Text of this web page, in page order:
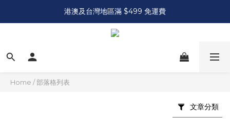
港澳及台灣地區滿 $499 免運費
Home /部落格列表
文章分類